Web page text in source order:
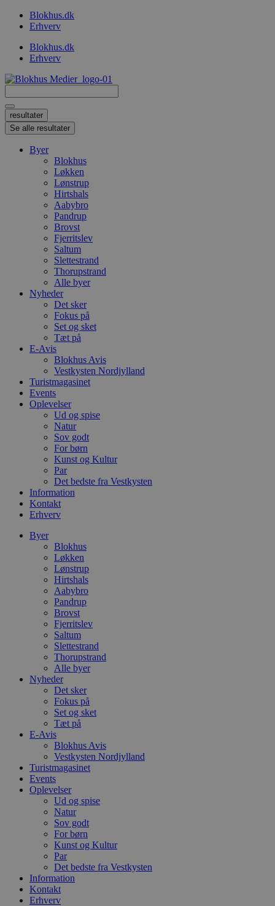
VidereBlokhus.dk
Erhverv
Blokhus.dk
Erhverv
...
resultater
Se alle resultater
Byer
Blokhus
Løkken
Lønstrup
Hirtshals
Aabybro
Pandrup
Brovst
Fjerritslev
Saltum
Slettestrand
Thorupstrand
Alle byer
Nyheder
Det sker
Fokus på
Set og sket
Tæt på
E-Avis
Blokhus Avis
Vestkysten Nordjylland
Turistmagasinet
Events
Oplevelser
Ud og spise
Natur
Sov godt
For børn
Kunst og Kultur
Par
Det bedste fra Vestkysten
Information
Kontakt
Erhverv
Byer
Blokhus
Løkken
Lønstrup
Hirtshals
Aabybro
Pandrup
Brovst
Fjerritslev
Saltum
Slettestrand
Thorupstrand
Alle byer
Nyheder
Det sker
Fokus på
Set og sket
Tæt på
E-Avis
Blokhus Avis
Vestkysten Nordjylland
Turistmagasinet
Events
Oplevelser
Ud og spise
Natur
Sov godt
For børn
Kunst og Kultur
Par
Det bedste fra Vestkysten
Information
Kontakt
Erhverv